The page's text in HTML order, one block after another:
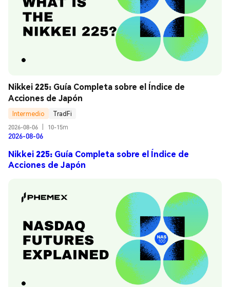
Nikkei 225: Guía Completa sobre el Índice de
Acciones de Japón
Intermedio
TradFi
2026-08-06
10-15m
2026-08-06
Nikkei 225: Guía Completa sobre el Índice de
Acciones de Japón